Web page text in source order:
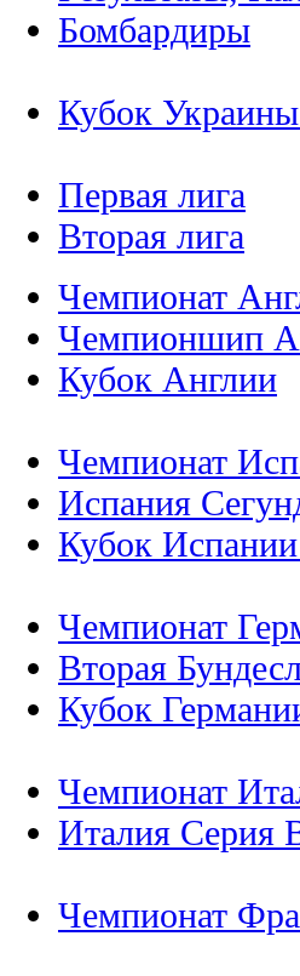
Бомбардиры
Кубок
Первая лига
Вторая лига
Чемпионат
Чемпионшип
Кубок Англии
Чемпионат
Испания
Кубок
Чемпионат
Вторая
Кубок
Чемпионат
Италия Серия
Чемпионат